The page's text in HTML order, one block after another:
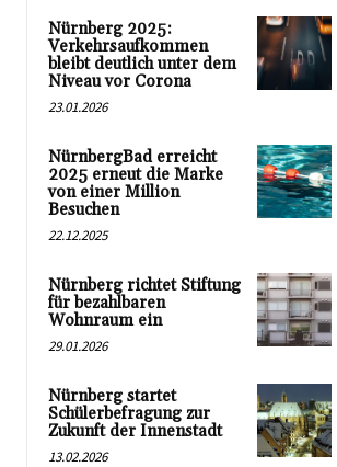
Nürnberg 2025:
Verkehrsaufkommen
bleibt deutlich unter dem
Niveau vor Corona
23.01.2026
NürnbergBad erreicht
2025 erneut die Marke
von einer Million
Besuchen
22.12.2025
Nürnberg richtet Stiftung
für bezahlbaren
Wohnraum ein
29.01.2026
Nürnberg startet
Schülerbefragung zur
Zukunft der Innenstadt
13.02.2026